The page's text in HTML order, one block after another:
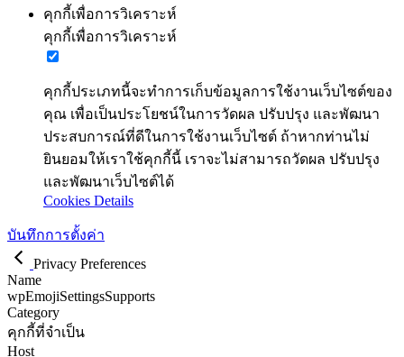
คุกกี้เพื่อการวิเคราะห์
คุกกี้เพื่อการวิเคราะห์
คุกกี้ประเภทนี้จะทำการเก็บข้อมูลการใช้งานเว็บไซต์ของ
คุณ เพื่อเป็นประโยชน์ในการวัดผล ปรับปรุง และพัฒนา
ประสบการณ์ที่ดีในการใช้งานเว็บไซต์ ถ้าหากท่านไม่
ยินยอมให้เราใช้คุกกี้นี้ เราจะไม่สามารถวัดผล ปรับปรุง
และพัฒนาเว็บไซต์ได้
Cookies Details
บันทึกการตั้งค่า
Privacy Preferences
Name
wpEmojiSettingsSupports
Category
คุกกี้ที่จำเป็น
Host